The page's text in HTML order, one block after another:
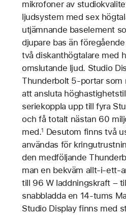
mikrofoner av
ljudsystem med sex
utjämnande bas­element
djupare bas än
två diskant­högtalare med
omslutande ljud. Studio
Thunderbolt 5-portar som
att ansluta
seriekoppla upp till fyra
och få totalt nästan 60
med.1 Desutom finns två
användas för
den medföljande
man en bekväm allt-i-ett-
till 96 W laddningskraft –
snabbladda en 14-tums
Studio Display finns med